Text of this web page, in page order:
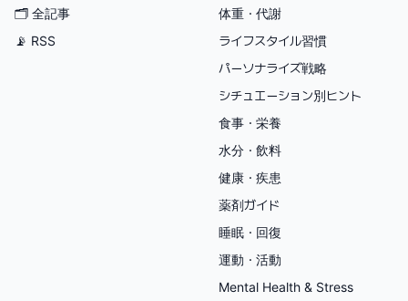
🗂 全記事
📡 RSS
体重・代謝
ライフスタイル習慣
パーソナライズ戦略
シチュエーション別ヒント
食事・栄養
水分・飲料
健康・疾患
薬剤ガイド
睡眠・回復
運動・活動
Mental Health & Stress